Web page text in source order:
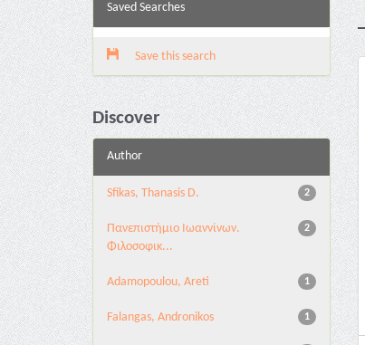
Saved Searches
Save this search
Discover
Author
2
Sfikas, Thanasis D.
2
Πανεπιστήμιο Ιωαννίνων.
Φιλοσοφικ...
1
Adamopoulou, Areti
1
Falangas, Andronikos